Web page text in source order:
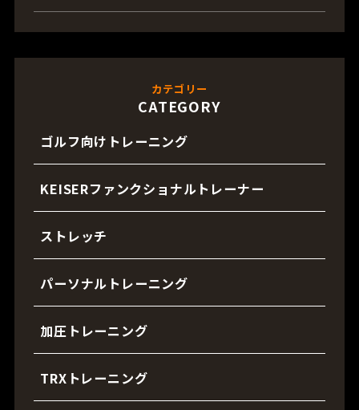
カテゴリー
CATEGORY
ゴルフ向けトレーニング
KEISERファンクショナルトレーナー
ストレッチ
パーソナルトレーニング
加圧トレーニング
TRXトレーニング